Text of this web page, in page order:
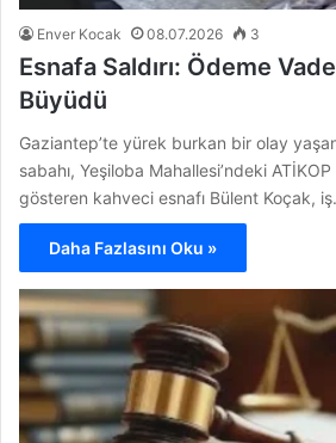
Enver Kocak 08.07.2026 3
Esnafa Saldırı: Ödeme
Büyüdü
Gaziantep’te yürek burkan bir olay
sabahı, Yeşiloba Mahallesi’ndeki
gösteren kahveci esnafı Bülent Koçak,
Daha Fazlasını Oku »